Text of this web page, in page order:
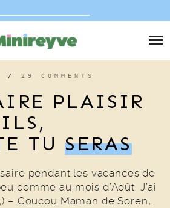
/ 29 COMMENTS
PLAISIR
TUSERAS
pendant les vacances de
comme au mois d’Août. J’ai
– Coucou Maman de Soren,…